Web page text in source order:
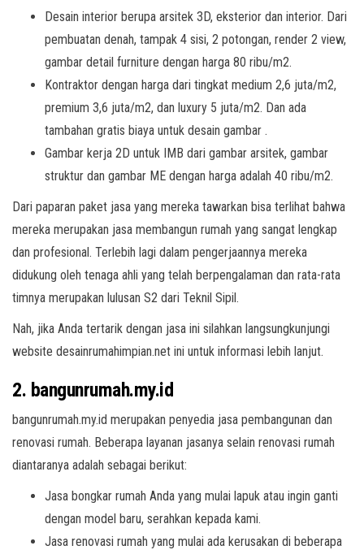
Desain interior berupa arsitek 3D, eksterior dan interior. Dari
pembuatan denah, tampak 4 sisi, 2 potongan, render 2 view,
gambar detail furniture dengan harga 80 ribu/m2.
Kontraktor dengan harga dari tingkat medium 2,6 juta/m2,
premium 3,6 juta/m2, dan luxury 5 juta/m2. Dan ada
tambahan gratis biaya untuk desain gambar .
Gambar kerja 2D untuk IMB dari gambar arsitek, gambar
struktur dan gambar ME dengan harga adalah 40 ribu/m2.
Dari paparan paket jasa yang mereka tawarkan bisa terlihat bahwa
mereka merupakan jasa membangun rumah yang sangat lengkap
dan profesional. Terlebih lagi dalam pengerjaannya mereka
didukung oleh tenaga ahli yang telah berpengalaman dan rata-rata
timnya merupakan lulusan S2 dari Teknil Sipil.
Nah, jika Anda tertarik dengan jasa ini silahkan langsungkunjungi
website desainrumahimpian.net ini untuk informasi lebih lanjut.
2. bangunrumah.my.id
bangunrumah.my.id merupakan penyedia jasa pembangunan dan
renovasi rumah. Beberapa layanan jasanya selain renovasi rumah
diantaranya adalah sebagai berikut:
Jasa bongkar rumah Anda yang mulai lapuk atau ingin ganti
dengan model baru, serahkan kepada kami.
Jasa renovasi rumah yang mulai ada kerusakan di beberapa